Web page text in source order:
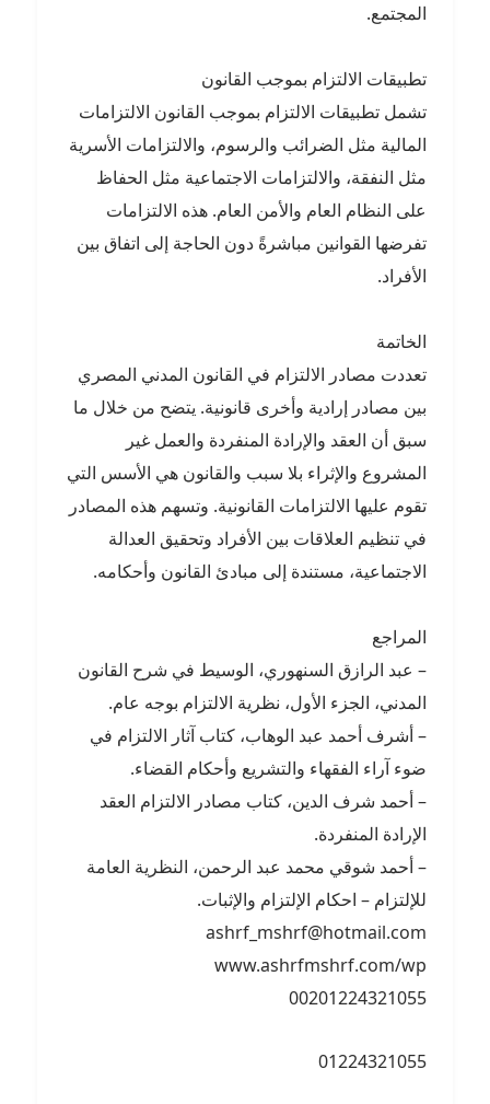
المجتمع.
تطبيقات الالتزام بموجب القانون
تشمل تطبيقات الالتزام بموجب القانون الالتزامات
المالية مثل الضرائب والرسوم، والالتزامات الأسرية
مثل النفقة، والالتزامات الاجتماعية مثل الحفاظ
على النظام العام والأمن العام. هذه الالتزامات
تفرضها القوانين مباشرةً دون الحاجة إلى اتفاق بين
الأفراد.
الخاتمة
تعددت مصادر الالتزام في القانون المدني المصري
بين مصادر إرادية وأخرى قانونية. يتضح من خلال ما
سبق أن العقد والإرادة المنفردة والعمل غير
المشروع والإثراء بلا سبب والقانون هي الأسس التي
تقوم عليها الالتزامات القانونية. وتسهم هذه المصادر
في تنظيم العلاقات بين الأفراد وتحقيق العدالة
الاجتماعية، مستندة إلى مبادئ القانون وأحكامه.
المراجع
– عبد الرازق السنهوري، الوسيط في شرح القانون
المدني، الجزء الأول، نظرية الالتزام بوجه عام.
– أشرف أحمد عبد الوهاب، كتاب آثار الالتزام في
ضوء آراء الفقهاء والتشريع وأحكام القضاء.
– أحمد شرف الدين، كتاب مصادر الالتزام العقد
الإرادة المنفردة.
– أحمد شوقي محمد عبد الرحمن، النظرية العامة
للإلتزام – احكام الإلتزام والإثبات.
ashrf_mshrf@hotmail.com
www.ashrfmshrf.com/wp
00201224321055
01224321055